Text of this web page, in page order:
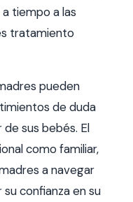
tiempo a las
tratamiento
pueden
de duda
sus bebés. El
como familiar,
a navegar
confianza en su